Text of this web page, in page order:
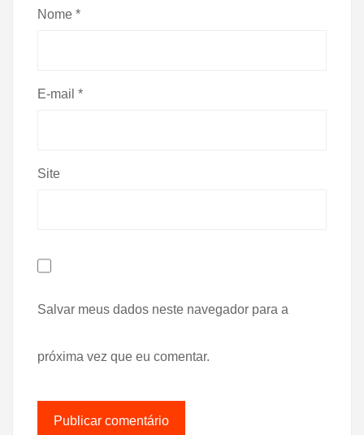
Nome *
E-mail *
Site
Salvar meus dados neste navegador para a
próxima vez que eu comentar.